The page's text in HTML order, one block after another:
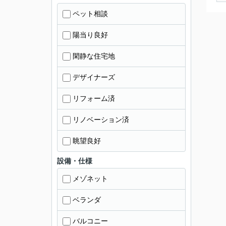
ペット相談
陽当り良好
閑静な住宅地
デザイナーズ
リフォーム済
リノベーション済
眺望良好
設備・仕様
メゾネット
ベランダ
バルコニー